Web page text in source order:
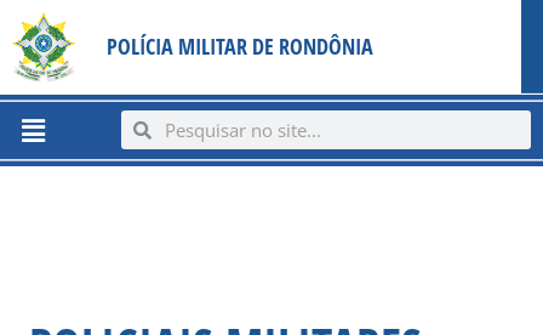
content
para
conteúdo
POLÍCIA MILITAR DE RONDÔNIA
Menu SearchSearch